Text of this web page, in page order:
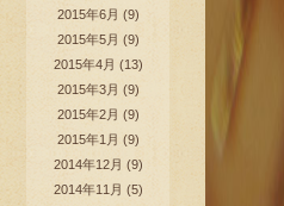
2015年6月 (9)
2015年5月 (9)
2015年4月 (13)
2015年3月 (9)
2015年2月 (9)
2015年1月 (9)
2014年12月 (9)
2014年11月 (5)